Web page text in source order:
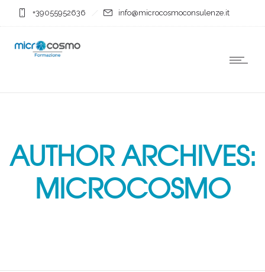
+39055952636 info@microcosmoconsulenze.it
AUTHOR ARCHIVES:
MICROCOSMO